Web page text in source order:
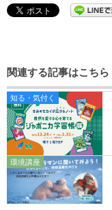
関連する記事はこちら
知る・気付く
環境講座